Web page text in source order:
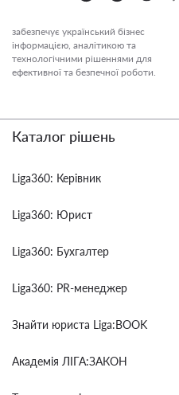
забезпечує український бізнес
інформацією, аналітикою та
технологічними рішеннями для
ефективної та безпечної роботи.
Каталог рішень
Liga360: Керівник
Liga360: Юрист
Liga360: Бухгалтер
Liga360: PR-менеджер
Знайти юриста Liga:BOOK
Академія ЛІГА:ЗАКОН